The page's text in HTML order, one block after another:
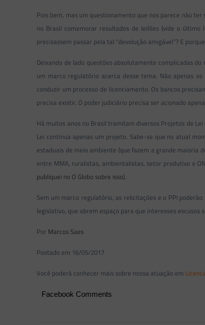
Pois bem, mas um questionamento que nos parece não
no Brasil comemorar resultados de leilões (vide o
precisassem passar pela tal “devolução amigável”? E
Deixando de lado questões absolutamente complicadas
um marco regulatório acerca desse tema. Não apenas
conduzir um processo de licenciamento. Os bancos
precisa existir. O poder judiciário precisa ser acionado
Há muitos anos no Brasil tramitam diversos Projetos de
Lei continua apenas um projeto. Sabe-se que no atual
estaduais de meio ambiente (que fazem a grande
entre MMA, ruralistas, ambientalistas, setor produtivo e
publiquei no O Globo sobre isso).
Sem um marco regulatório, as relicitações e o PPI
legislativo, que abrem espaço para que interesses
Por Marcos Saes
Postado em 16/05/2017
Você poderá conhecer mais sobre nossa atuação em
Facebook Comments